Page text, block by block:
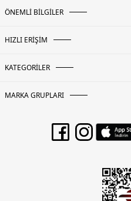
ÖNEMLİ BİLGİLER
HIZLI ERİŞİM
KATEGORİLER
MARKA GRUPLARI